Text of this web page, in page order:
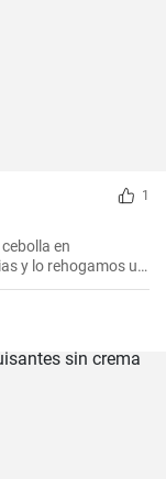
1
en
y lo rehogamos un
y cocinamos.
hasta que
mozzarella y lo